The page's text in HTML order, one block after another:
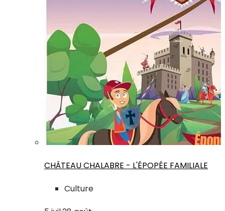
CHÂTEAU CHALABRE - L'ÉPOPÉE FAMILIALE
Culture